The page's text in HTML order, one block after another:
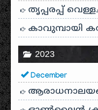
തൃപ്പരപ്പ്
കാവുമ്പായി
2023
December